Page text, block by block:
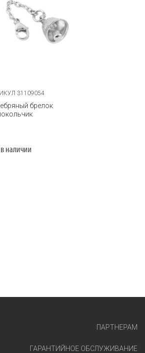
31109054
брелок
наличии
ПАРТНЕРАМ
ГАРАНТИЙНОЕ ОБСЛУЖИВАНИЕ